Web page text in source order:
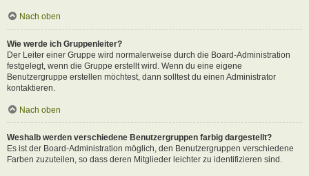
Nach oben
Wie werde ich Gruppenleiter?
Der Leiter einer Gruppe wird normalerweise durch die Board-Administration
festgelegt, wenn die Gruppe erstellt wird. Wenn du eine eigene
Benutzergruppe erstellen möchtest, dann solltest du einen Administrator
kontaktieren.
Nach oben
Weshalb werden verschiedene Benutzergruppen farbig dargestellt?
Es ist der Board-Administration möglich, den Benutzergruppen verschiedene
Farben zuzuteilen, so dass deren Mitglieder leichter zu identifizieren sind.